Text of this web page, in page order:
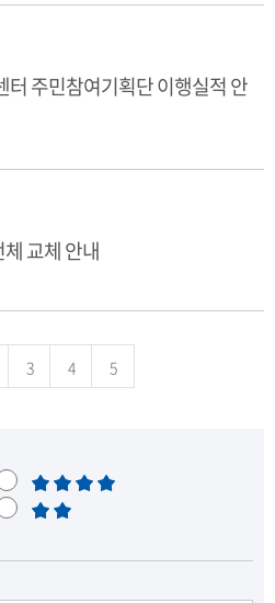
주민참여기획단 이행실적 안
교체 안내
3 4 5
만
족
불